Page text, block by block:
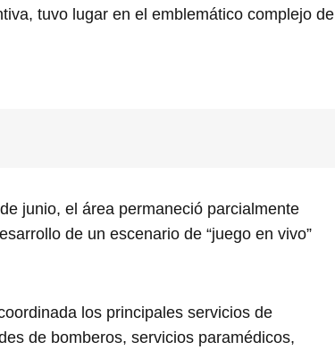
tuvo lugar en el emblemático complejo de
junio, el área permaneció parcialmente
de un escenario de “juego en vivo”
los principales servicios de
de bomberos, servicios paramédicos,